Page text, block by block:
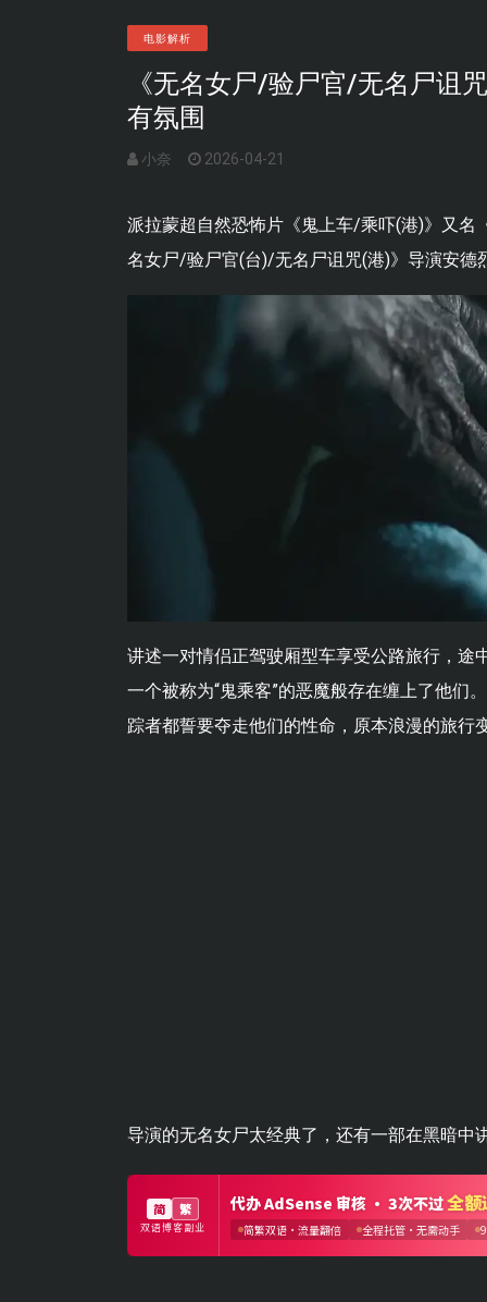
电影解析
《无名女尸/验尸官/无名尸诅
有氛围
小奈 2026-04-21
派拉蒙超自然恐怖片《鬼上车/乘吓(港)》又名
名女尸/验尸官(台)/无名尸诅咒(港)》导演安德
讲述一对情侣正驾驶厢型车享受公路旅行，途
一个被称为“鬼乘客”的恶魔般存在缠上了他们
踪者都誓要夺走他们的性命，原本浪漫的旅行
导演的无名女尸太经典了，还有一部在黑暗中